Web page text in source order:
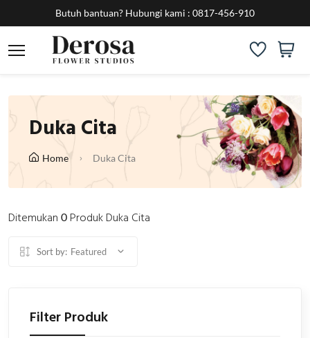
Butuh bantuan? Hubungi kami : 0817-456-910
Duka Cita
Home Duka Cita
Ditemukan 0 Produk Duka Cita
Sort by: Featured
Filter Produk